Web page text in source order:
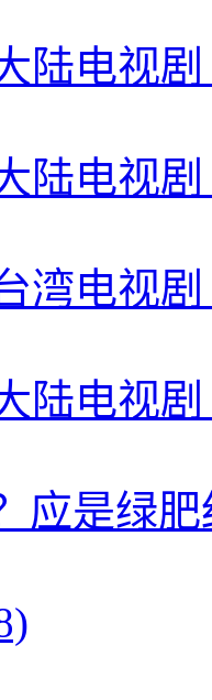
陆电视
陆电视
湾电视
陆电视
应是绿肥